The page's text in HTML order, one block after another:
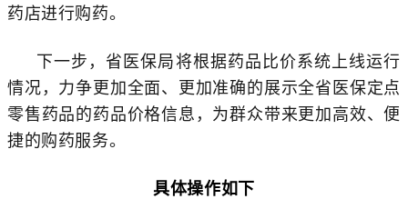
药店进行购药。
下一步，省医保局将根据药品比价系统上线运行
情况，力争更加全面、更加准确的展示全省医保定点
零售药品的药品价格信息，为群众带来更加高效、便
捷的购药服务。
具体操作如下